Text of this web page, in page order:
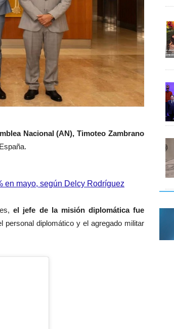
Nacional (AN), Timoteo Zambrano
en mayo, según Delcy Rodríguez
el jefe de la misión diplomática fue
personal diplomático y el agregado militar